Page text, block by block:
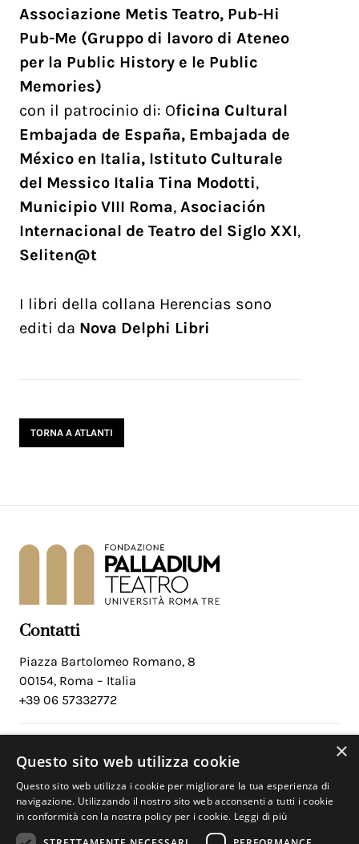
Associazione Metis Teatro, Pub-Hi
Pub-Me (Gruppo di lavoro di Ateneo
per la Public History e le Public
Memories)
con il patrocinio di: Oficina Cultural
Embajada de España, Embajada de
México en Italia, Istituto Culturale
del Messico Italia Tina Modotti,
Municipio VIII Roma, Asociación
Internacional de Teatro del Siglo XXI,
Seliten@t
I libri della collana Herencias sono
editi da Nova Delphi Libri
TORNA A ATLANTI
Contatti
Piazza Bartolomeo Romano, 8
00154, Roma – Italia
+39 06 57332772
Facebook
Instagram
Youtube
×
Questo sito web utilizza cookie
Questo sito web utilizza i cookie per migliorare la tua esperienza di
navigazione. Utilizzando il nostro sito web acconsenti a tutti i cookie
in conformità con la nostra policy per i cookie. Leggi di più